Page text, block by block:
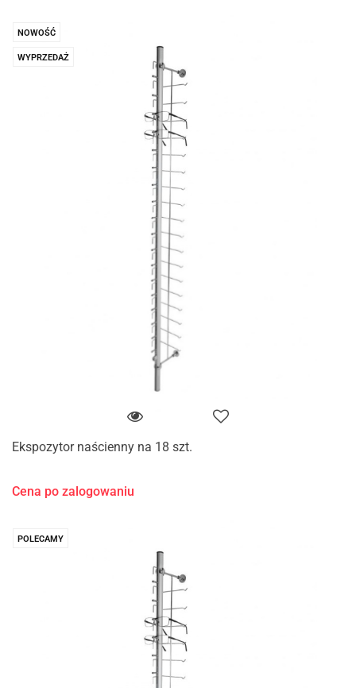
NOWOŚĆ
WYPRZEDAŻ
Ekspozytor naścienny na 18 szt.
Cena po zalogowaniu
POLECAMY